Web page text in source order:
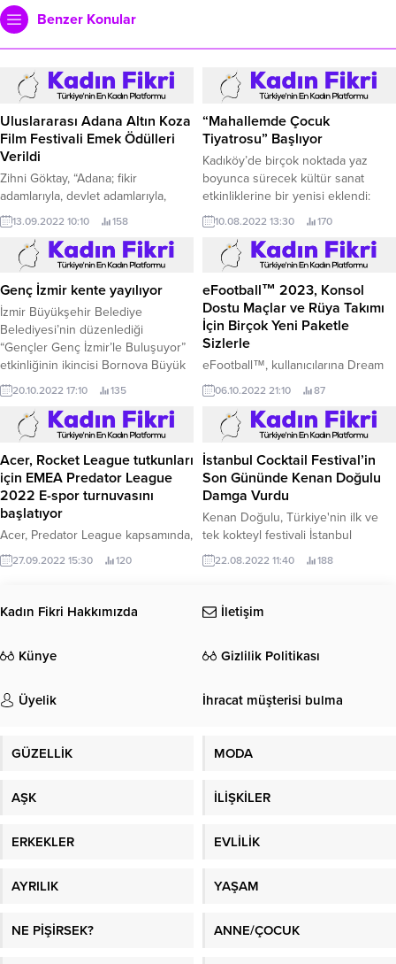
Benzer Konular
Uluslararası Adana Altın Koza
Film Festivali Emek Ödülleri
Verildi
Zihni Göktay, “Adana; fikir
adamlarıyla, devlet adamlarıyla,
sanatıyla sanatçısıyla çok önemli bir
şehir” 29.
13.09.2022 10:10 158
“Mahallemde Çocuk
Tiyatrosu” Başlıyor
Kadıköy’de birçok noktada yaz
boyunca sürecek kültür sanat
etkinliklerine bir yenisi eklendi:
Mahallemde Çocuk Tiyatrosu.
10.08.2022 13:30 170
Genç İzmir kente yayılıyor
İzmir Büyükşehir Belediye
Belediyesi’nin düzenlediği
“Gençler Genç İzmir’le Buluşuyor”
etkinliğinin ikincisi Bornova Büyük
Park’ta düzenlendi.
20.10.2022 17:10 135
eFootball™ 2023, Konsol
Dostu Maçlar ve Rüya Takımı
İçin Birçok Yeni Paketle
Sizlerle
eFootball™, kullanıcılarına Dream
Teams'i (Rüya Takımı) kullanarak
çevrimiçi dostluk maçlarında
karşılaşma fırsatı ve takımları
güçlendirecek yeni kart paketleri
sunuyor Konami Digital
Entertainment B.
06.10.2022 21:10 87
Acer, Rocket League tutkunları
için EMEA Predator League
2022 E-spor turnuvasını
başlatıyor
Acer, Predator League kapsamında,
kazananların toplamda 90 bin euro
nakit ve Acer marka cihazlar ile
League turnuvasını hayata
27.09.2022 15:30 120
İstanbul Cocktail Festival’in
Son Gününde Kenan Doğulu
Damga Vurdu
Kenan Doğulu, Türkiye'nin ilk ve
tek kokteyl festivali İstanbul
Cocktail Festival kapsamında 21
Ağustos akşamı KüçükÇiftlik Park'ta
22.08.2022 11:40 188
Kadın Fikri Hakkımızda İletişim
Künye Gizlilik Politikası
Üyelik İhracat müşterisi bulma
GÜZELLİK MODA
AŞK İLİŞKİLER
ERKEKLER EVLİLİK
AYRILIK YAŞAM
NE PİŞİRSEK? ANNE/ÇOCUK